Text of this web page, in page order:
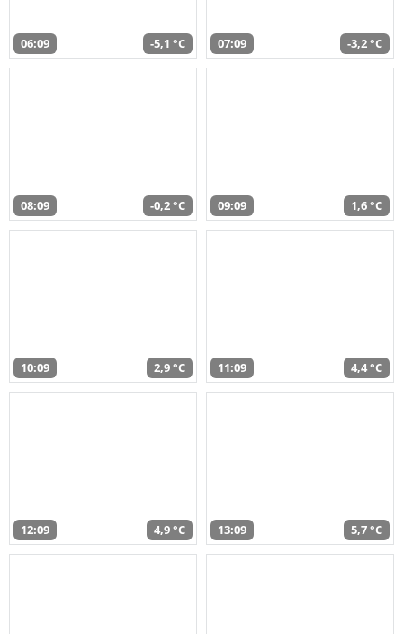
06:09 -5,1 °C 07:09 -3,2 °C
08:09 -0,2 °C 09:09 1,6 °C
10:09 2,9 °C 11:09 4,4 °C
12:09 4,9 °C 13:09 5,7 °C